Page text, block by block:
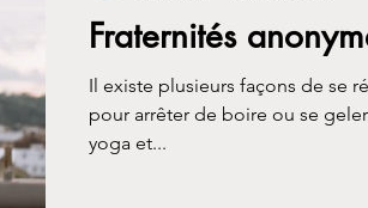
Fraternités
Il existe plusieurs façons de se
pour arrêter de boire ou se
yoga et...